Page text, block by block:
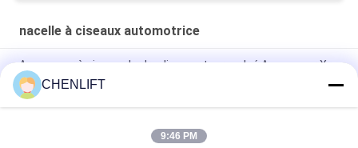
nacelle à ciseaux automotrice
Ascenseur à ciseaux hydraulique autopropulsé Ascenseur X
électrique 8 mètres 450 kg Capacité de charge
Plateforme élévatrice automotrice à ciseaux de 6 m de
CHENLIFT
9:46 PM